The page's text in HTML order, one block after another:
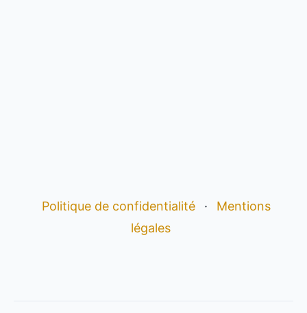
Politique de confidentialité ·
Mentions
légales